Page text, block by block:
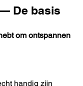
De basis
om ontspannen
handig zijn